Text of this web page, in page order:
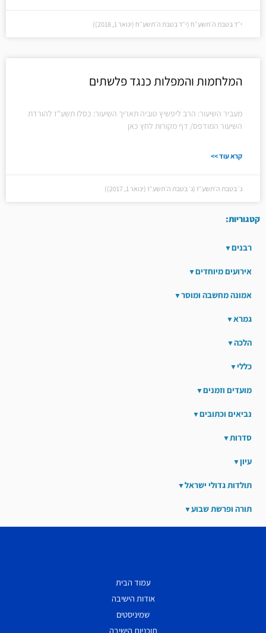
י״ד בטבת ה׳תשע״ח (י״ד בטבת ה׳תשע״ח (ינואר 1, 2018))
המלחמות והמפלות כנגד פלשתים
מעביר השיעור: הרב ליפשיץ טוביה תאריך השיעור: כסלו תשע"ז להורדת
השיעור המודפס/ דף מקורות לחץ כאן
קרא עוד >>
ג׳ בטבת ה׳תשע״ז (ג׳ בטבת ה׳תשע״ז (ינואר 1, 2017))
קטגוריות:
רבנים
אירועים מיוחדים
אמונה מחשבה ומוסר
גמרא
הלכה
כללי
מועדים וזמנים
נביאים וכתובים
סדרות
עיון
תולדות גדולי ישראל
תורה ופרשת שבוע
עמוד הבית
אודות הישיבה
שמיניסטים
תוכניות הישיבה